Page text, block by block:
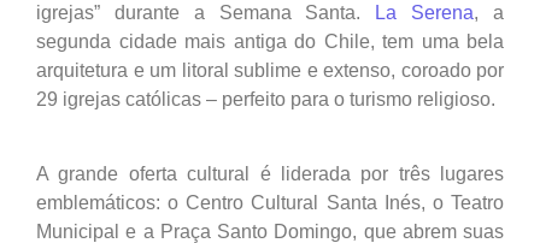
igrejas” durante a Semana Santa.
La Serena, a
segunda cidade mais antiga do Chile, tem uma bela
arquitetura e um litoral sublime e extenso, coroado por
29 igrejas católicas – perfeito para o turismo religioso.
A grande oferta cultural é liderada por três lugares
emblemáticos: o Centro Cultural Santa Inés, o Teatro
Municipal e a Praça Santo Domingo, que abrem suas